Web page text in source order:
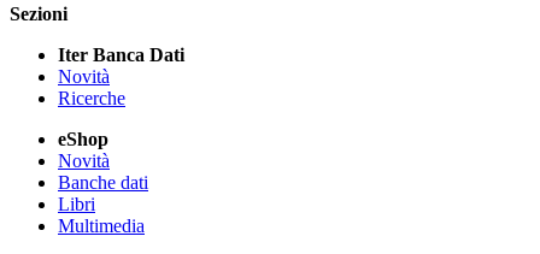
Sezioni
Iter Banca Dati
Novità
Ricerche
eShop
Novità
Banche dati
Libri
Multimedia